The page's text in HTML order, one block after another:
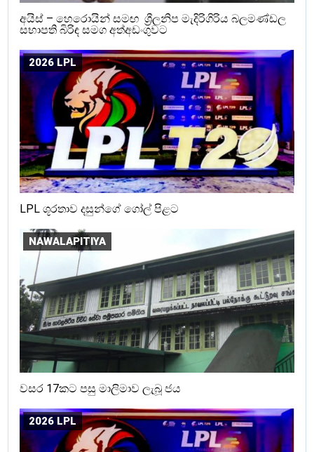
අයිස් – හෙරොයින් සමඟ ශ්‍රීලනිප මැදිරිගිරිය බලමණ්ඩල
සභාපති බිරිඳ සමග අත්අඩංගුවට
2026 LPL
LPL ශූරතාව දසුන්ගේ ගෝල් පිළට
NAWALAPITIYA
වසර 17කට පසු මාලිමාව ලැබූ ජය
2026 LPL